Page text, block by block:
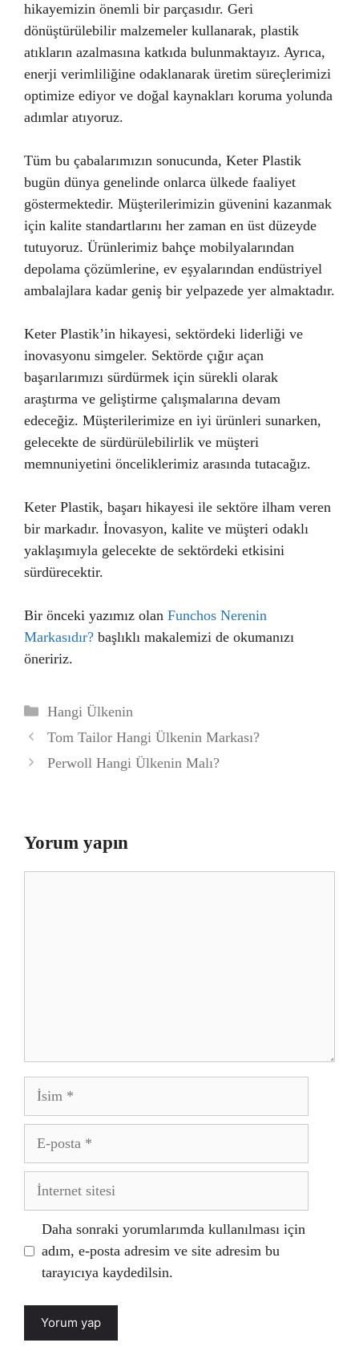
hikayemizin önemli bir parçasıdır. Geri
dönüştürülebilir malzemeler kullanarak, plastik
atıkların azalmasına katkıda bulunmaktayız. Ayrıca,
enerji verimliliğine odaklanarak üretim süreçlerimizi
optimize ediyor ve doğal kaynakları koruma yolunda
adımlar atıyoruz.
Tüm bu çabalarımızın sonucunda, Keter Plastik
bugün dünya genelinde onlarca ülkede faaliyet
göstermektedir. Müşterilerimizin güvenini kazanmak
için kalite standartlarını her zaman en üst düzeyde
tutuyoruz. Ürünlerimiz bahçe mobilyalarından
depolama çözümlerine, ev eşyalarından endüstriyel
ambalajlara kadar geniş bir yelpazede yer almaktadır.
Keter Plastik’in hikayesi, sektördeki liderliği ve
inovasyonu simgeler. Sektörde çığır açan
başarılarımızı sürdürmek için sürekli olarak
araştırma ve geliştirme çalışmalarına devam
edeceğiz. Müşterilerimize en iyi ürünleri sunarken,
gelecekte de sürdürülebilirlik ve müşteri
memnuniyetini önceliklerimiz arasında tutacağız.
Keter Plastik, başarı hikayesi ile sektöre ilham veren
bir markadır. İnovasyon, kalite ve müşteri odaklı
yaklaşımıyla gelecekte de sektördeki etkisini
sürdürecektir.
Bir önceki yazımız olan Funchos Nerenin
Markasıdır? başlıklı makalemizi de okumanızı
öneririz.
Kategoriler
Hangi Ülkenin
Tom Tailor Hangi Ülkenin Markası?
Perwoll Hangi Ülkenin Malı?
Yorum yapın
İsim
posta
İnternet
Daha sonraki yorumlarımda kullanılması için
adım, e-posta adresim ve site adresim bu
tarayıcıya kaydedilsin.